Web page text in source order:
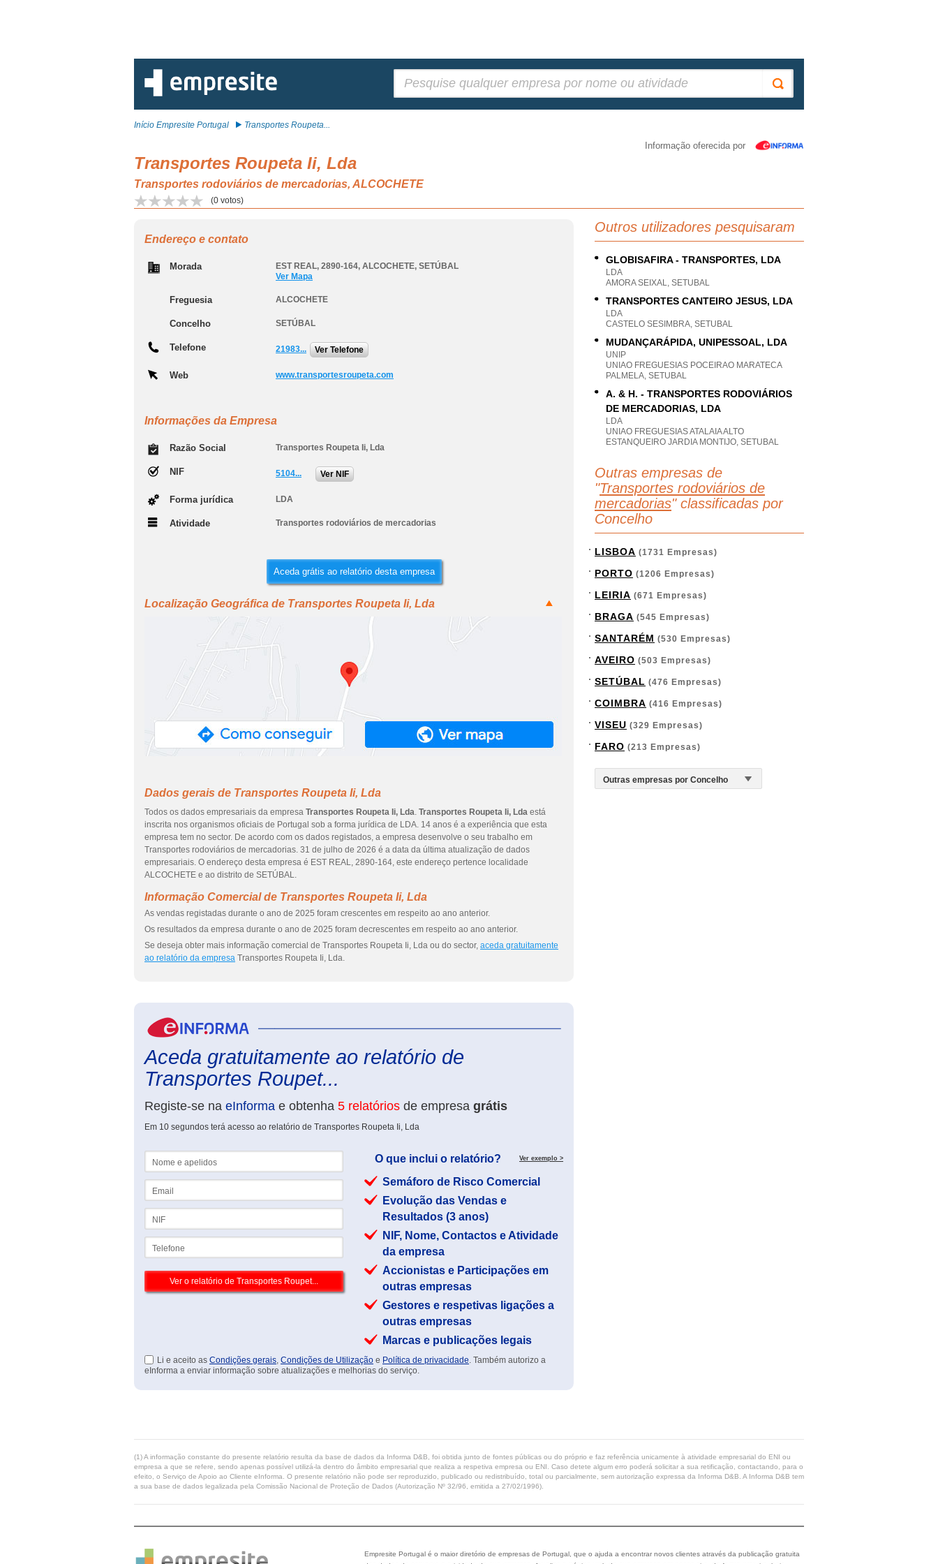
Início Empresite Portugal Transportes Roupeta...
Informação oferecida por
Transportes Roupeta Ii, Lda
Transportes rodoviários de mercadorias, ALCOCHETE
(0 votos)
Endereço e contato
Morada EST REAL, 2890-164, ALCOCHETE, SETÚBAL
Ver Mapa
Freguesia ALCOCHETE
Concelho SETÚBAL
Telefone 21983... Ver Telefone
Web www.transportesroupeta.com
Informações da Empresa
Razão Social Transportes Roupeta Ii, Lda
NIF 5104... Ver NIF
Forma jurídica LDA
Atividade Transportes rodoviários de mercadorias
Aceda grátis ao relatório desta empresa
Localização Geográfica de Transportes Roupeta Ii, Lda
Dados gerais de Transportes Roupeta Ii, Lda
Todos os dados empresariais da empresa Transportes Roupeta Ii, Lda. Transportes Roupeta Ii, Lda está
inscrita nos organismos oficiais de Portugal sob a forma jurídica de LDA. 14 anos é a experiência que esta
empresa tem no sector. De acordo com os dados registados, a empresa desenvolve o seu trabalho em
Transportes rodoviários de mercadorias. 31 de julho de 2026 é a data da última atualização de dados
empresariais. O endereço desta empresa é EST REAL, 2890-164, este endereço pertence localidade
ALCOCHETE e ao distrito de SETÚBAL.
Informação Comercial de Transportes Roupeta Ii, Lda
As vendas registadas durante o ano de 2025 foram crescentes em respeito ao ano anterior.
Os resultados da empresa durante o ano de 2025 foram decrescentes em respeito ao ano anterior.
Se deseja obter mais informação comercial de Transportes Roupeta Ii, Lda ou do sector, aceda gratuitamente
ao relatório da empresa Transportes Roupeta Ii, Lda.
Aceda gratuitamente ao relatório de
Transportes Roupet...
Registe-se na eInforma e obtenha 5 relatórios de empresa grátis
Em 10 segundos terá acesso ao relatório de Transportes Roupeta Ii, Lda
O que inclui o relatório? Ver exemplo >
Semáforo de Risco Comercial
Evolução das Vendas e
Resultados (3 anos)
NIF, Nome, Contactos e Atividade
da empresa
Accionistas e Participações em
outras empresas
Gestores e respetivas ligações a
outras empresas
Marcas e publicações legais
Li e aceito as Condições gerais, Condições de Utilização e Política de privacidade. Também autorizo a
eInforma a enviar informação sobre atualizações e melhorias do serviço.
Outros utilizadores pesquisaram
GLOBISAFIRA - TRANSPORTES, LDA
LDA
AMORA SEIXAL, SETUBAL
TRANSPORTES CANTEIRO JESUS, LDA
LDA
CASTELO SESIMBRA, SETUBAL
MUDANÇARÁPIDA, UNIPESSOAL, LDA
UNIP
UNIAO FREGUESIAS POCEIRAO MARATECA
PALMELA, SETUBAL
A. & H. - TRANSPORTES RODOVIÁRIOS
DE MERCADORIAS, LDA
LDA
UNIAO FREGUESIAS ATALAIA ALTO
ESTANQUEIRO JARDIA MONTIJO, SETUBAL
Outras empresas de
"Transportes rodoviários de
mercadorias" classificadas por
Concelho
LISBOA (1731 Empresas)
PORTO (1206 Empresas)
LEIRIA (671 Empresas)
BRAGA (545 Empresas)
SANTARÉM (530 Empresas)
AVEIRO (503 Empresas)
SETÚBAL (476 Empresas)
COIMBRA (416 Empresas)
VISEU (329 Empresas)
FARO (213 Empresas)
(1) A informação constante do presente relatório resulta da base de dados da Informa D&B, foi obtida junto de fontes públicas ou do próprio e faz referência unicamente à atividade empresarial do ENI ou
empresa a que se refere, sendo apenas possível utilizá-la dentro do âmbito empresarial que realiza a respetiva empresa ou ENI. Caso detete algum erro poderá solicitar a sua retificação, contactando, para o
efeito, o Serviço de Apoio ao Cliente eInforma. O presente relatório não pode ser reproduzido, publicado ou redistribuído, total ou parcialmente, sem autorização expressa da Informa D&B. A Informa D&B tem
a sua base de dados legalizada pela Comissão Nacional de Proteção de Dados (Autorização Nº 32/96, emitida a 27/02/1996).
Empresite Portugal é o maior diretório de empresas de Portugal, que o ajuda a encontrar novos clientes através da publicação gratuita